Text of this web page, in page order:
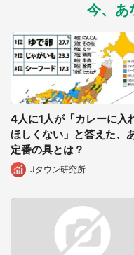
今、あ
4人に1人が「カレーに入
ほしくない」と答えた、
定番の具とは？
Jタウン研究所